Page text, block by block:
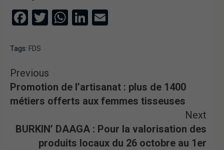
Facebook
Twitter
WhatsApp
LinkedIn
Tags: FDS
Previous
Promotion de l’artisanat : plus de 1400
métiers offerts aux femmes tisseuses
Next
BURKIN’ DAAGA : Pour la valorisation des
produits locaux du 26 octobre au 1er